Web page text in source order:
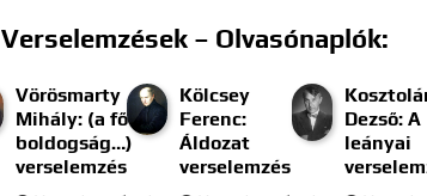
Verselemzések – Olvasónaplók:
Vörösmarty
Mihály: (a fő
boldogság…)
verselemzés
Kölcsey
Ferenc:
Áldozat
verselemzés
Dezső:
leányai